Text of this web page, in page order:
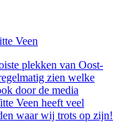
Veen
plekken van Oost-
zien welke
door de media
Veen heeft veel
waar wij trots op zijn!